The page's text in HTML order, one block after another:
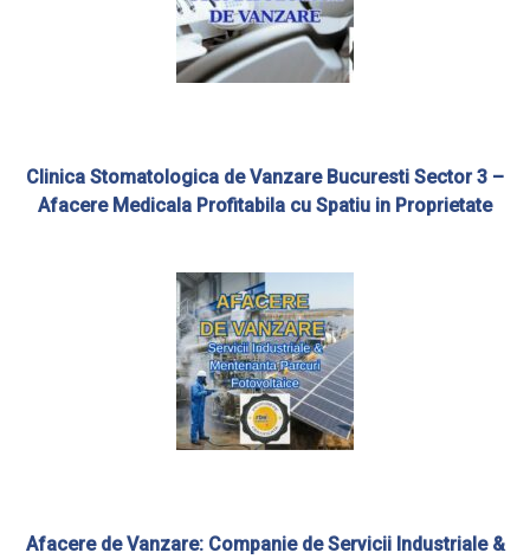
Clinica Stomatologica de Vanzare Bucuresti Sector 3 –
Afacere Medicala Profitabila cu Spatiu in Proprietate
Afacere de Vanzare: Companie de Servicii Industriale &